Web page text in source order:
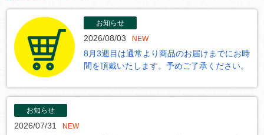
お知らせ
2026/08/03 NEW
8月3週目は通常より商品のお届けまでにお時
間を頂戴いたします。予めご了承ください。
お知らせ
2026/07/31 NEW